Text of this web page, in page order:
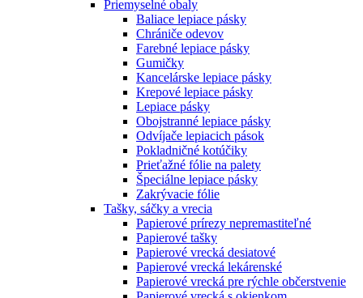
Priemyselné obaly
Baliace lepiace pásky
Chrániče odevov
Farebné lepiace pásky
Gumičky
Kancelárske lepiace pásky
Krepové lepiace pásky
Lepiace pásky
Obojstranné lepiace pásky
Odvíjače lepiacich pások
Pokladničné kotúčiky
Prieťažné fólie na palety
Špeciálne lepiace pásky
Zakrývacie fólie
Tašky, sáčky a vrecia
Papierové prírezy nepremastiteľné
Papierové tašky
Papierové vrecká desiatové
Papierové vrecká lekárenské
Papierové vrecká pre rýchle občerstvenie